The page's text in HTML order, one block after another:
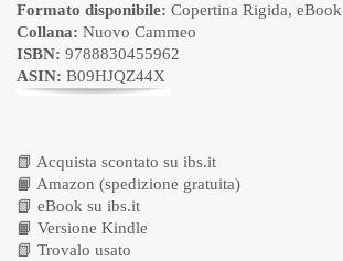
Formato disponibile: Copertina Rigida, eBook
Collana: Nuovo Cammeo
ISBN: 9788830455962
ASIN: B09HJQZ44X
📗 Acquista scontato su ibs.it
📙 Amazon (spedizione gratuita)
📗 eBook su ibs.it
📙 Versione Kindle
📗 Trovalo usato